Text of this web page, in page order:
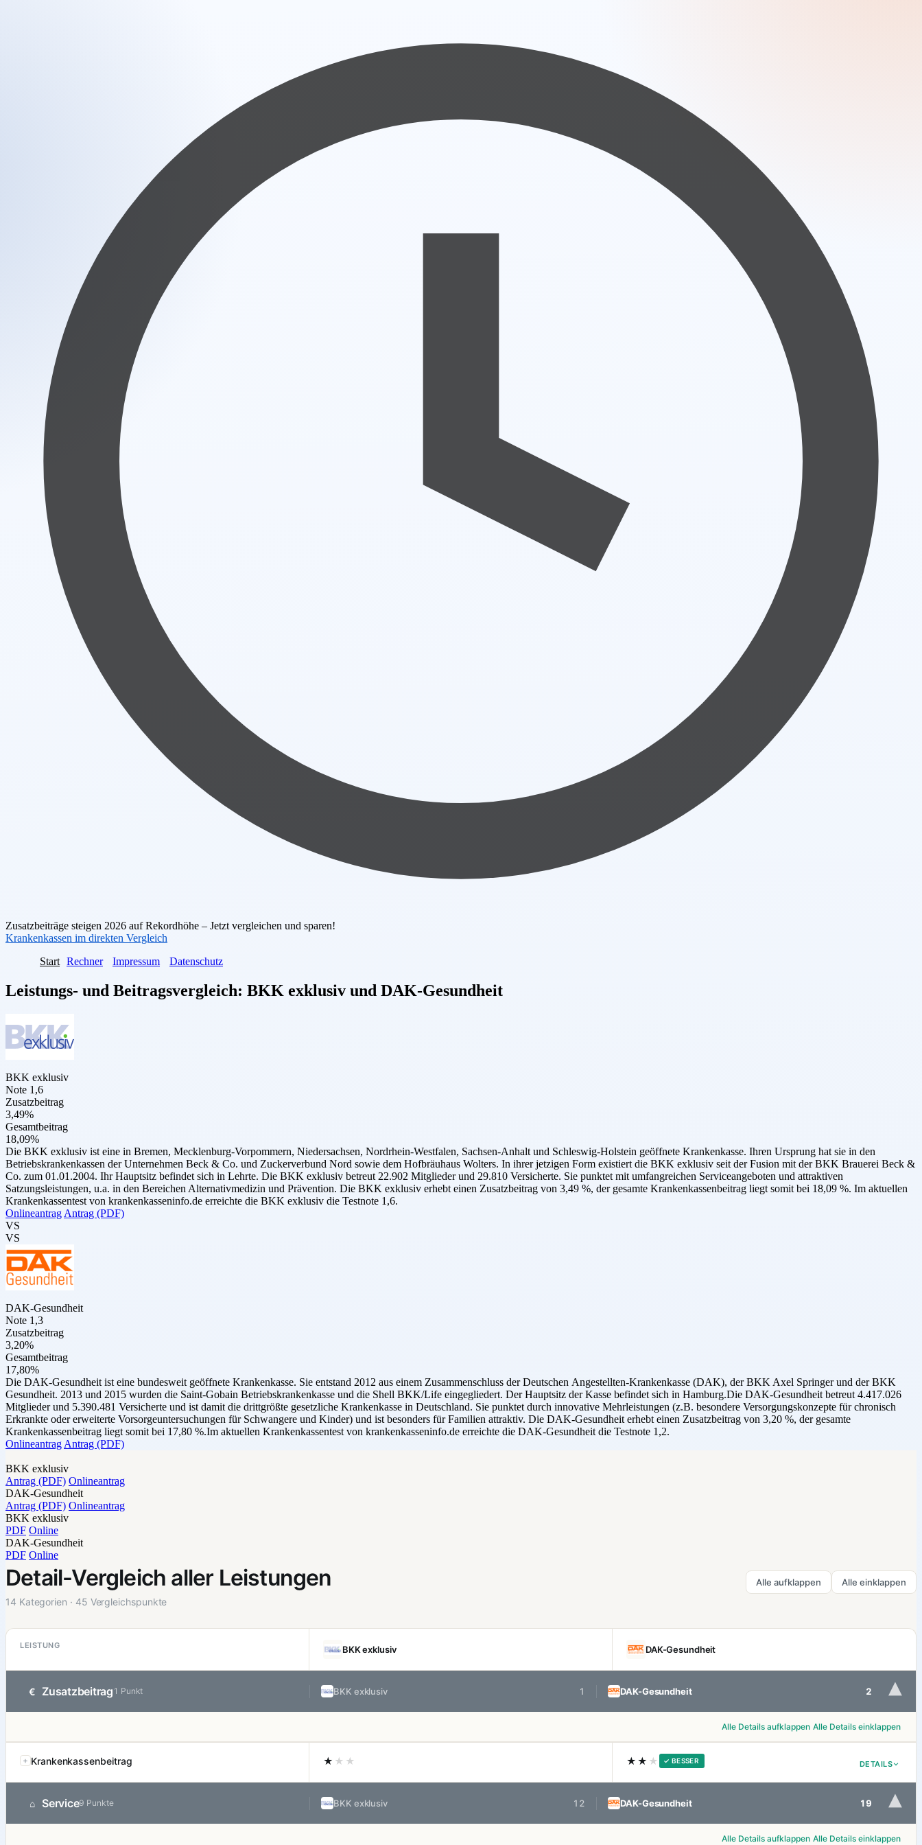
Zusatzbeiträge steigen 2026 auf Rekordhöhe – Jetzt vergleichen und sparen!
Krankenkassen im direkten Vergleich
Start Rechner Impressum Datenschutz
Leistungs- und Beitragsvergleich: BKK exklusiv und DAK-Gesundheit
BKK exklusiv
Note 1,6
Zusatzbeitrag
3,49%
Gesamtbeitrag
18,09%
Die BKK exklusiv ist eine in Bremen, Mecklenburg-Vorpommern, Niedersachsen, Nordrhein-Westfalen, Sachsen-Anhalt und Schleswig-Holstein geöffnete Krankenkasse. Ihren Ursprung hat sie in den
Betriebskrankenkassen der Unternehmen Beck & Co. und Zuckerverbund Nord sowie dem Hofbräuhaus Wolters. In ihrer jetzigen Form existiert die BKK exklusiv seit der Fusion mit der BKK Brauerei Beck &
Co. zum 01.01.2004. Ihr Hauptsitz befindet sich in Lehrte. Die BKK exklusiv betreut 22.902 Mitglieder und 29.810 Versicherte. Sie punktet mit umfangreichen Serviceangeboten und attraktiven
Satzungsleistungen, u.a. in den Bereichen Alternativmedizin und Prävention. Die BKK exklusiv erhebt einen Zusatzbeitrag von 3,49 %, der gesamte Krankenkassenbeitrag liegt somit bei 18,09 %. Im aktuellen
Krankenkassentest von krankenkasseninfo.de erreichte die BKK exklusiv die Testnote 1,6.
Onlineantrag Antrag (PDF)
VS
VS
DAK-Gesundheit
Note 1,3
Zusatzbeitrag
3,20%
Gesamtbeitrag
17,80%
Die DAK-Gesundheit ist eine bundesweit geöffnete Krankenkasse. Sie entstand 2012 aus einem Zusammenschluss der Deutschen Angestellten-Krankenkasse (DAK), der BKK Axel Springer und der BKK
Gesundheit. 2013 und 2015 wurden die Saint-Gobain Betriebskrankenkasse und die Shell BKK/Life eingegliedert. Der Hauptsitz der Kasse befindet sich in Hamburg.Die DAK-Gesundheit betreut 4.417.026
Mitglieder und 5.390.481 Versicherte und ist damit die drittgrößte gesetzliche Krankenkasse in Deutschland. Sie punktet durch innovative Mehrleistungen (z.B. besondere Versorgungskonzepte für chronisch
Erkrankte oder erweiterte Vorsorgeuntersuchungen für Schwangere und Kinder) und ist besonders für Familien attraktiv. Die DAK-Gesundheit erhebt einen Zusatzbeitrag von 3,20 %, der gesamte
Krankenkassenbeitrag liegt somit bei 17,80 %.Im aktuellen Krankenkassentest von krankenkasseninfo.de erreichte die DAK-Gesundheit die Testnote 1,2.
Onlineantrag Antrag (PDF)
BKK exklusiv
Antrag (PDF) Onlineantrag
DAK-Gesundheit
Antrag (PDF) Onlineantrag
BKK exklusiv
PDF Online
DAK-Gesundheit
PDF Online
Detail-Vergleich aller Leistungen
14 Kategorien · 45 Vergleichspunkte
Alle aufklappen Alle einklappen
LEISTUNG BKK exklusiv DAK-Gesundheit
€ Zusatzbeitrag 1 Punkt BKK exklusiv 1 DAK-Gesundheit 2 ▾
Alle Details aufklappen Alle Details einklappen
DETAILS
Krankenkassenbeitrag ★ ★★ ★★ ★ ✓ BESSER
⌂ Service9 Punkte BKK exklusiv 12 DAK-Gesundheit 19 ▾
Alle Details aufklappen Alle Details einklappen